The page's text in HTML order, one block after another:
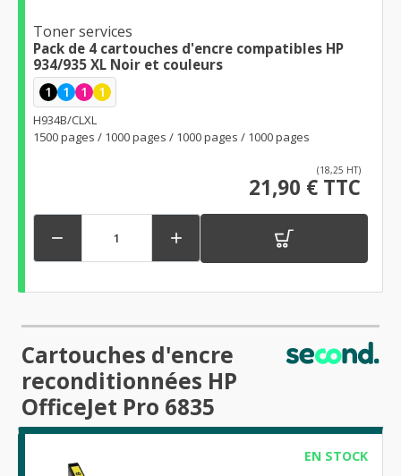
Toner services
Pack de 4 cartouches d'encre compatibles HP
934/935 XL Noir et couleurs
1 1 1 1
H934B/CLXL
1500 pages / 1000 pages / 1000 pages / 1000 pages
(18,25 HT)
21,90 € TTC
 
Cartouches d'encre
reconditionnées HP
OfficeJet Pro 6835
EN STOCK